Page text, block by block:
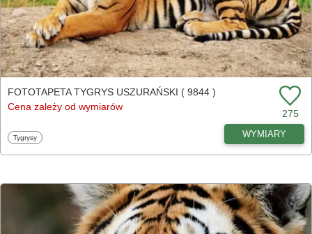
FOTOTAPETA TYGRYS USZURAŃSKI ( 9844 )
Cena zależy od wymiarów
275
Fototapety
Tygrysy WYMIARY